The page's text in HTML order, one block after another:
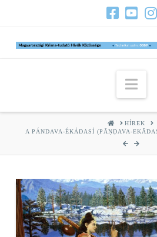
HOMEHÍREK
A PÁNDAVA-ÉKÁDASÍ (PĀṆḌAVA-